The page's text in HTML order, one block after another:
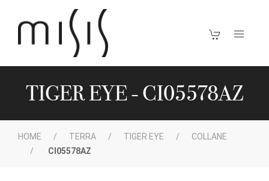
TIGER EYE - CI05578AZ
HOME TERRA TIGER EYE
COLLANE
CI05578AZ